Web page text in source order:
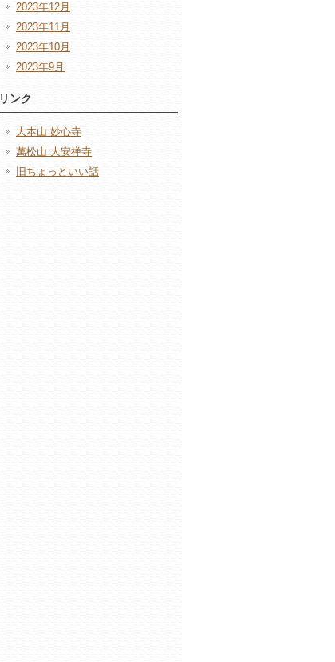
2023年12月
2023年11月
2023年10月
2023年9月
リンク
大本山 妙心寺
萬松山 大安禅寺
旧ちょっといい話